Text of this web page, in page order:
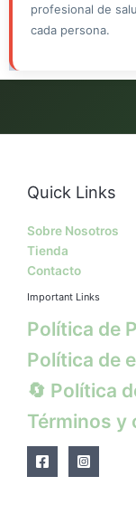
profesional de
cada persona.
Quick Links
Sobre Nosotros
Tienda
Contacto
Important Links
Política de
Política de
🔄 Política
Términos y